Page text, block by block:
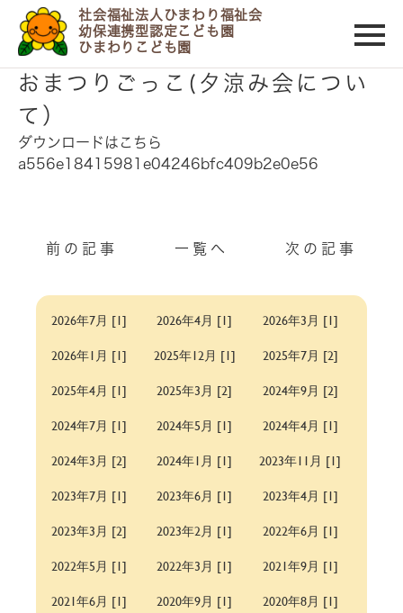
社会福祉法人ひまわり福祉会
幼保連携型認定こども園
ひまわりこども園
2020/06/08
おまつりごっこ(夕涼み会につい
て）
ダウンロードはこちら
a556e18415981e04246bfc409b2e0e56
前の記事 一覧へ 次の記事
2026年7月 [1] 2026年4月 [1]
2026年3月 [1]
2026年1月 [1]
2025年12月 [1]
2025年7月 [2]
2025年4月 [1]
2025年3月 [2]
2024年9月 [2]
2024年7月 [1]
2024年5月 [1]
2024年4月 [1]
2024年3月 [2]
2024年1月 [1]
2023年11月 [1]
2023年7月 [1]
2023年6月 [1]
2023年4月 [1]
2023年3月 [2]
2023年2月 [1]
2022年6月 [1]
2022年5月 [1]
2022年3月 [1]
2021年9月 [1]
2021年6月 [1]
2020年9月 [1]
2020年8月 [1]